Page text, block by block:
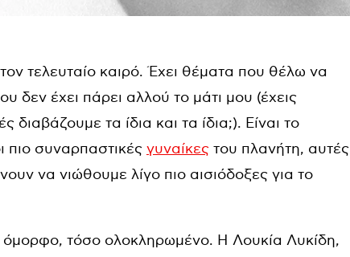
τελευταίο καιρό. Έχει θέματα που θέλω να
έχει πάρει αλλού το μάτι μου (έχεις
διαβάζουμε τα ίδια και τα ίδια;). Είναι το
πιο συναρπαστικές γυναίκες του πλανήτη, αυτές
να νιώθουμε λίγο πιο αισιόδοξες για το
όμορφο, τόσο ολοκληρωμένο. Η Λουκία Λυκίδη,